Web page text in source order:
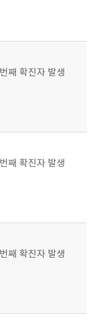
확진자 발생
확진자 발생
확진자 발생